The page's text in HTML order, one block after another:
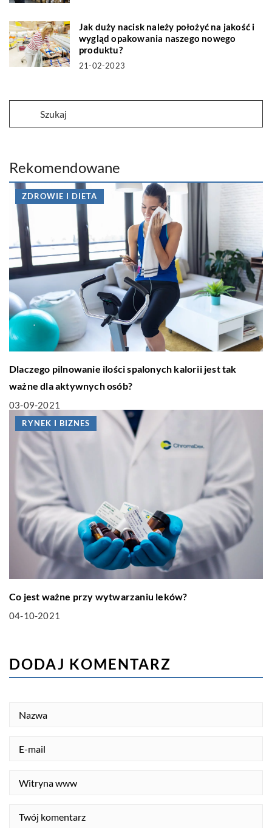
Jak duży nacisk należy położyć na jakość i
wygląd opakowania naszego nowego
produktu?
21-02-2023
Rekomendowane
ZDROWIE I DIETA
Dlaczego pilnowanie ilości spalonych kalorii jest tak
ważne dla aktywnych osób?
03-09-2021
RYNEK I BIZNES
Co jest ważne przy wytwarzaniu leków?
04-10-2021
DODAJ KOMENTARZ